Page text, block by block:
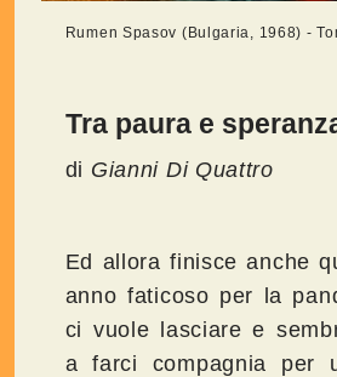
Rumen Spasov (Bulgaria, 1968) -
Tra paura e
di Gianni Di Quattro
Ed allora finisce anche
anno faticoso per la
ci vuole lasciare e
a farci compagnia per